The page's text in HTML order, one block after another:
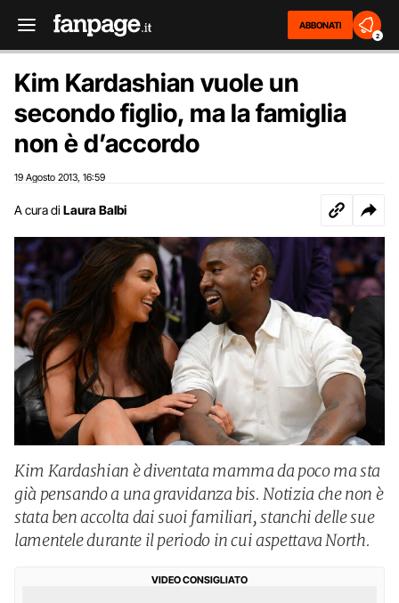
ABBONATI
2
Kim Kardashian vuole un
secondo figlio, ma la famiglia
non è d’accordo
19 Agosto 2013 16:59
A cura di Laura Balbi
Kim Kardashian è diventata mamma da poco ma sta
già pensando a una gravidanza bis. Notizia che non è
stata ben accolta dai suoi familiari, stanchi delle sue
lamentele durante il periodo in cui aspettava North.
VIDEO CONSIGLIATO